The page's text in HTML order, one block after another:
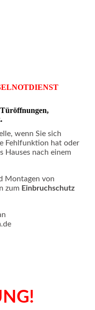
Türöffnungen,
.
wenn Sie sich
Fehlfunktion hat oder
Hauses nach einem
Montagen von
zum Einbruchschutz